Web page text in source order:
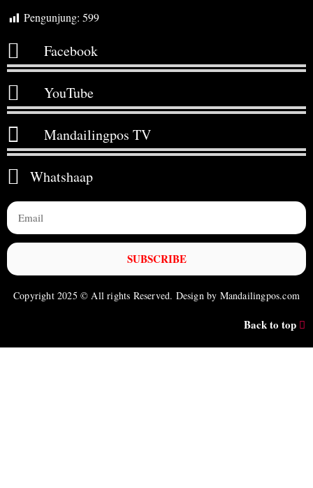
Pengunjung: 599
Facebook
YouTube
Mandailingpos TV
Whatshaap
SUBSCRIBE
Copyright 2025 © All rights Reserved. Design by Mandailingpos.com
Back to top